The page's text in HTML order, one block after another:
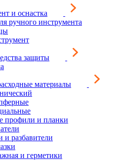
и оснастка
ручного инструмента
защиты
материалы
профили и планки
и разбавители
и герметики